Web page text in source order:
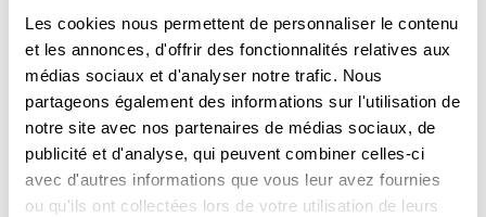
Les cookies nous permettent de personnaliser le contenu
et les annonces, d'offrir des fonctionnalités relatives aux
médias sociaux et d'analyser notre trafic. Nous
partageons également des informations sur l'utilisation de
notre site avec nos partenaires de médias sociaux, de
publicité et d'analyse, qui peuvent combiner celles-ci
avec d'autres informations que vous leur avez fournies
ou qu'ils ont collectées lors de votre utilisation de leurs
N° téléphone / Telefonnummer
E-mail